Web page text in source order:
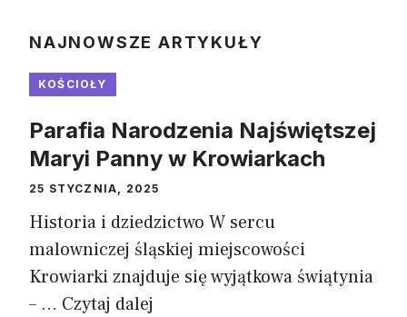
NAJNOWSZE ARTYKUŁY
KOŚCIOŁY
Parafia Narodzenia Najświętszej
Maryi Panny w Krowiarkach
25 STYCZNIA, 2025
Historia i dziedzictwo W sercu
malowniczej śląskiej miejscowości
Krowiarki znajduje się wyjątkowa świątynia
– ... Czytaj dalej